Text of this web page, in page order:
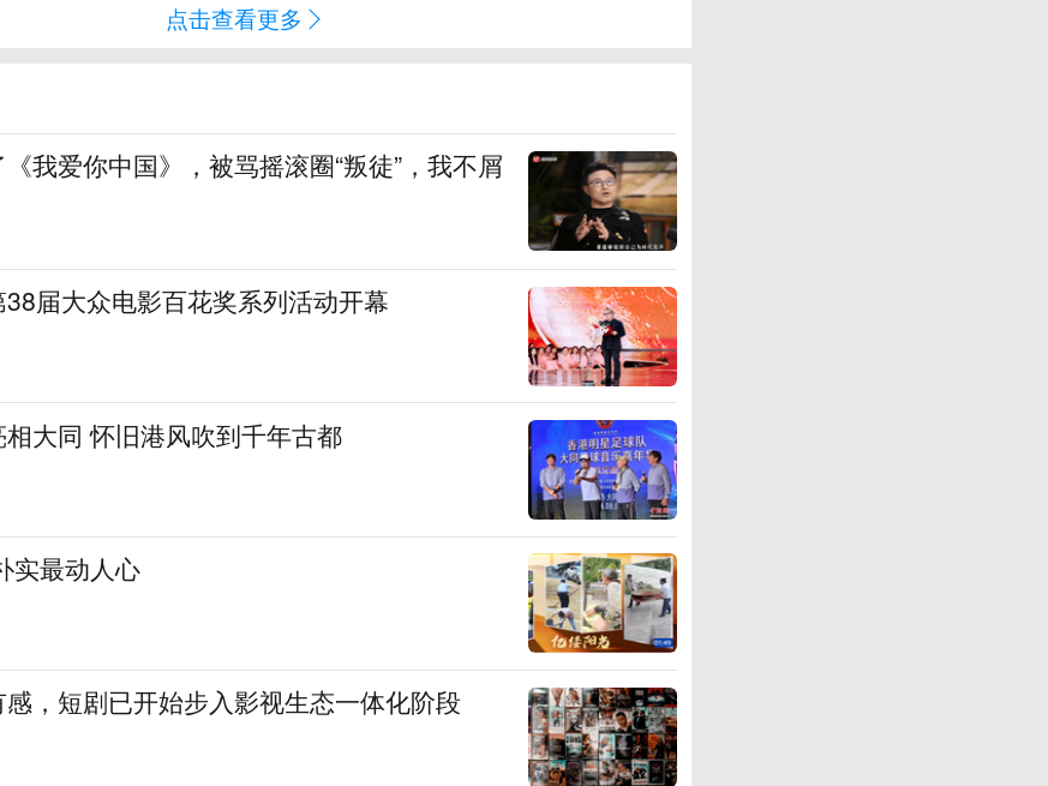
点击查看更多
我爱你中国》，被骂摇滚圈“叛徒”，我不屑
届大众电影百花奖系列活动开幕
大同 怀旧港风吹到千年古都
实最动人心
，短剧已开始步入影视生态一体化阶段